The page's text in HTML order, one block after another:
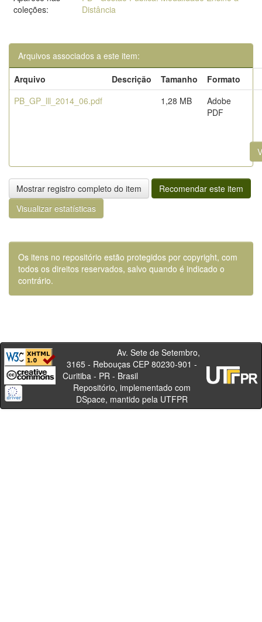
coleções:
Distância
Arquivos associados a este item:
Arquivo
Descrição Tamanho
Formato
PB_GP_lll_2014_06.pdf
1,28 MB
Adobe
PDF
Mostrar registro completo do item
Recomendar este item
Visualizar estatísticas
Os itens no repositório estão protegidos por copyright, com
todos os direitos reservados, salvo quando é indicado o
contrário.
Av. Sete de Setembro,
3165 - Rebouças CEP 80230-901 -
Curitiba - PR - Brasil
Repositório, implementado com
DSpace, mantido pela UTFPR